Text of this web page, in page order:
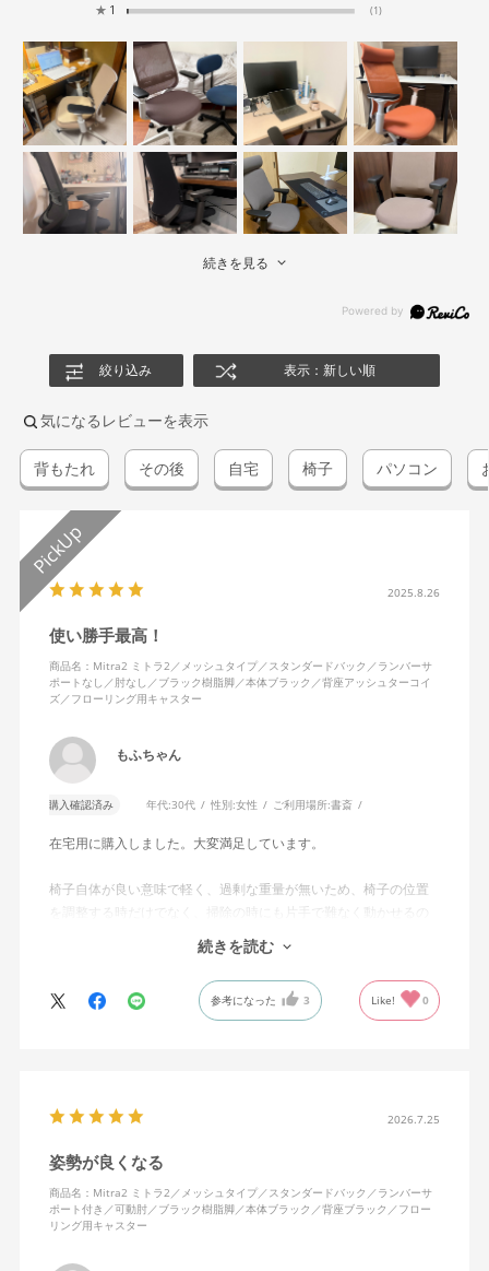
★ 1 (1)
続きを見る
絞り込み 表示：新しい順
気になるレビューを表示
背もたれ その後 自宅 椅子 パソコン
2025.8.26
使い勝手最高！
商品名：Mitra2 ミトラ2／メッシュタイプ／スタンダードバック／ランバーサ
ポートなし／肘なし／ブラック樹脂脚／本体ブラック／背座アッシュターコイ
ズ／フローリング用キャスター
もふちゃん
購入確認済み 年代:30代 性別:女性 ご利用場所:書斎
在宅用に購入しました。大変満足しています。
椅子自体が良い意味で軽く、過剰な重量が無いため、椅子の位置
を調整する時だけでなく、掃除の時にも片手で難なく動かせるの
で、ストレスを感じません。
背中はメッシュ素材でハリがあり、沈み込みすぎないところが気
に入っています。色も画像通りのアッシュブルーで、部屋の差し
色になっています。
キャスターはフローリング用を選びました。とにかく動きが滑ら
思います。良い商品に巡り会えてとても嬉しいです。
続きを読む
参考になった 3 Like! 0
2026.7.25
姿勢が良くなる
商品名：Mitra2 ミトラ2／メッシュタイプ／スタンダードバック／ランバーサ
ポート付き／可動肘／ブラック樹脂脚／本体ブラック／背座ブラック／フロー
リング用キャスター